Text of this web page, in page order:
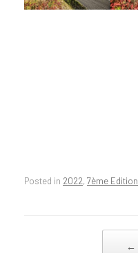
Posted in 2022, 7ème Edition
←